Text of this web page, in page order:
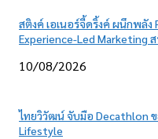
สติงค์ เอเนอร์จี้ดริ้งค์ ผนึกพลัง
Experience-Led Marketing
10/08/2026
ไทยวิวัฒน์ จับมือ Decathlon
Lifestyle